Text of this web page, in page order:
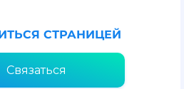
СТРАНИЦЕЙ
Связаться